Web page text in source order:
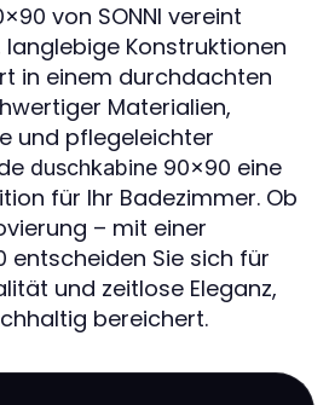
von SONNI vereint
Konstruktionen
in einem durchdachten
Materialien,
und pflegeleichter
duschkabine 90x90 eine
für Ihr Badezimmer. Ob
– mit einer
entscheiden Sie sich für
und zeitlose Eleganz,
bereichert.